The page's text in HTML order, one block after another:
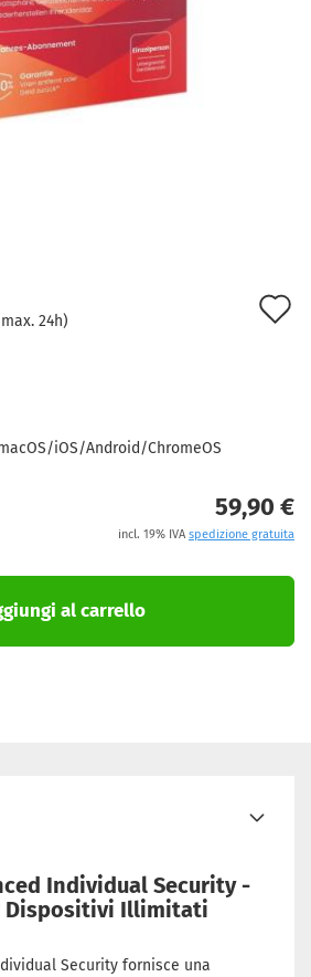
24h)
iOS/Android/ChromeOS
59,90 €
incl. 19% IVA spedizione gratuita
al carrello
Individual Security -
Dispositivi Illimitati
Security fornisce una